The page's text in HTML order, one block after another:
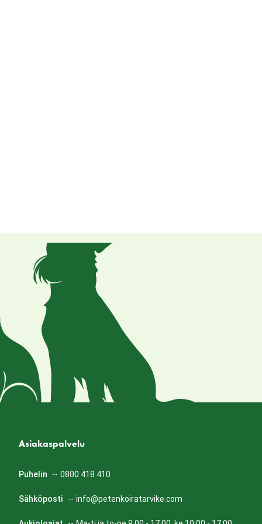
Asiakaspalvelu
Puhelin -- 0800 418 410
Sähköposti -- info@petenkoiratarvike.com